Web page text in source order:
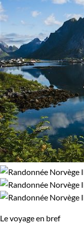
Le voyage en bref